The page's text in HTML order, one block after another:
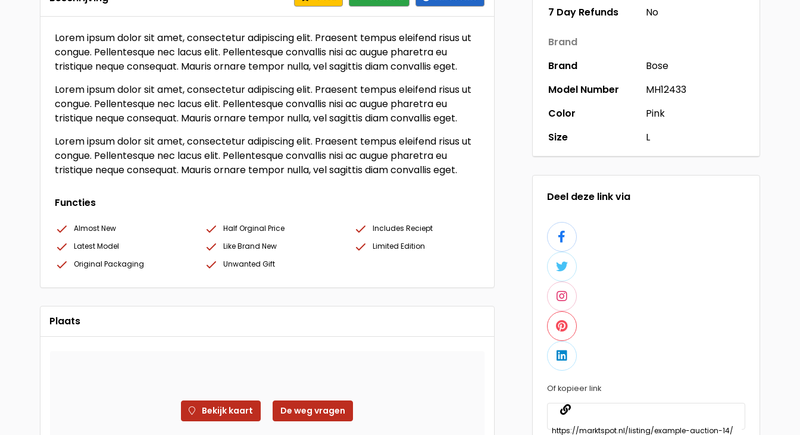
7 Day Refunds
No
Brand
Brand
Bose
Model Number
MH12433
Color
Pink
Size
L
Deel deze link via
Of kopieer link
Lorem ipsum dolor sit amet, consectetur adipiscing elit. Praesent tempus eleifend risus ut
congue. Pellentesque nec lacus elit. Pellentesque convallis nisi ac augue pharetra eu
tristique neque consequat. Mauris ornare tempor nulla, vel sagittis diam convallis eget.
Lorem ipsum dolor sit amet, consectetur adipiscing elit. Praesent tempus eleifend risus ut
congue. Pellentesque nec lacus elit. Pellentesque convallis nisi ac augue pharetra eu
tristique neque consequat. Mauris ornare tempor nulla, vel sagittis diam convallis eget.
Lorem ipsum dolor sit amet, consectetur adipiscing elit. Praesent tempus eleifend risus ut
congue. Pellentesque nec lacus elit. Pellentesque convallis nisi ac augue pharetra eu
tristique neque consequat. Mauris ornare tempor nulla, vel sagittis diam convallis eget.
Functies
Almost New Half Orginal Price
Includes Reciept
Latest Model
Like Brand New
Limited Edition
Original Packaging
Unwanted Gift
Plaats
Bekijk kaart De weg vragen